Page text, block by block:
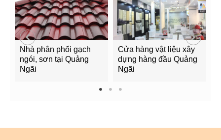
Nhà phân phối gạch
ngói, sơn tại Quảng
Ngãi
Cửa hàng vật liệu xây
dựng hàng đầu Quảng
Ngãi
1 2 3